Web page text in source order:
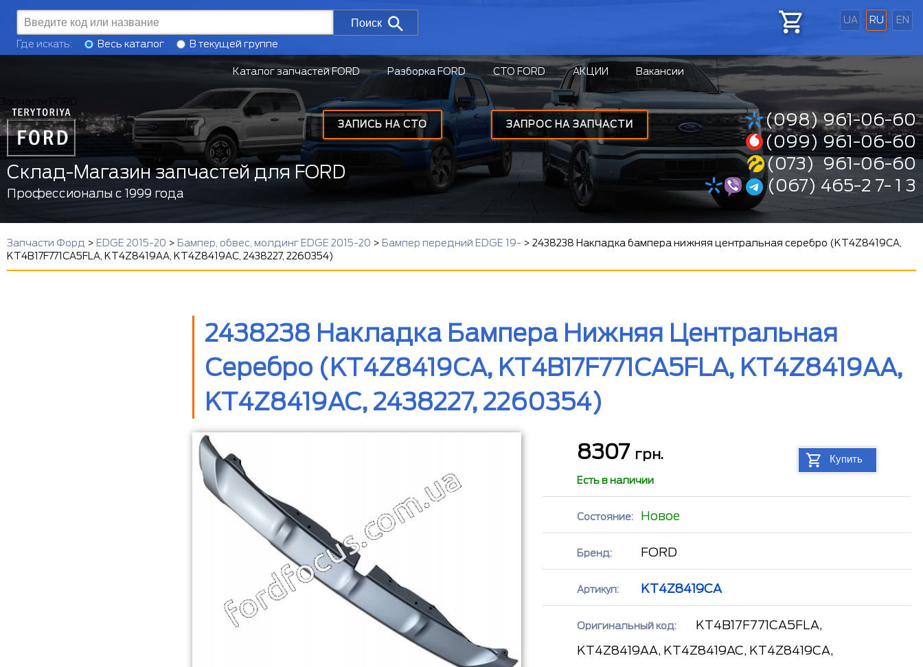
UA RU EN
ЗАПРОС НА ЗАПЧАСТИ
ЗАПИСЬ НА СТО
Поиск
Где искать: Весь каталог В текущей группе
Каталог запчастей FORD Разборка FORD СТО FORD АКЦИИ Вакансии
Склад-Магазин запчастей для FORD
Профессионалы с 1999 года
(098) 961-06-60
(099) 961-06-60
(073) 961-06-60
(067) 465-2 7- 1 3
Запчасти Форд > EDGE 2015-20 > Бампер, обвес, молдинг EDGE 2015-20 > Бампер передний EDGE 19- > 2438238 Накладка бампера нижняя центральная серебро (KT4Z8419CA,
KT4B17F771CA5FLA, KT4Z8419AA, KT4Z8419AC, 2438227, 2260354)
2438238 Накладка Бампера Нижняя Центральная
Серебро (KT4Z8419CA, KT4B17F771CA5FLA, KT4Z8419AA,
KT4Z8419AC, 2438227, 2260354)
8307 грн. Купить
Есть в наличии
Состояние: Новое
Бренд: FORD
Артикул: KT4Z8419CA
Оригинальный код:
KT4B17F771CA5FLA,
KT4Z8419AA, KT4Z8419AC, KT4Z8419CA,